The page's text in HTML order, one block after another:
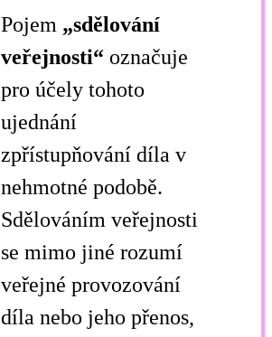
Pojem „sdělování
veřejnosti“ označuje
pro účely tohoto
ujednání
zpřístupňování díla v
nehmotné podobě.
Sdělováním veřejnosti
se mimo jiné rozumí
veřejné provozování
díla nebo jeho přenos,